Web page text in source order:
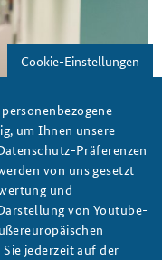
und schaut ihm in
Cookie-Einstellungen
um Ihnen unsere
Präferenzen
von uns gesetzt
und
von Youtube-
jederzeit auf der